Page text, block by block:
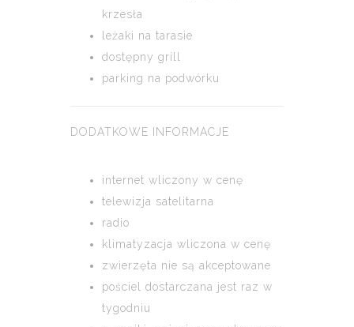
krzesła
leżaki na tarasie
dostępny grill
parking na podwórku
DODATKOWE INFORMACJE
internet wliczony w cenę
telewizja satelitarna
radio
klimatyzacja wliczona w cenę
zwierzęta nie są akceptowane
pościel dostarczana jest raz w
tygodniu